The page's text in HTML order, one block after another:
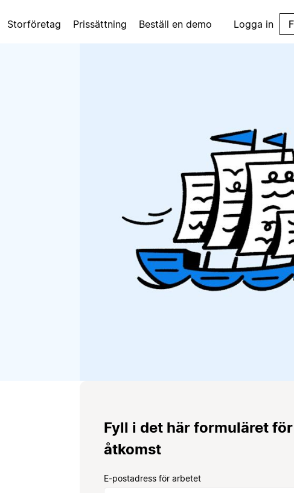
Storföretag Prissättning Beställ en demo Logga in
Fyll i det här formuläret
åtkomst
E-postadress för arbetet